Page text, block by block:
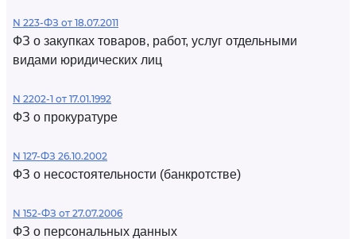
N 223-ФЗ от 18.07.2011
ФЗ о закупках товаров, работ, услуг отдельными
видами юридических лиц
N 2202-1 от 17.01.1992
ФЗ о прокуратуре
N 127-ФЗ 26.10.2002
ФЗ о несостоятельности (банкротстве)
N 152-ФЗ от 27.07.2006
ФЗ о персональных данных